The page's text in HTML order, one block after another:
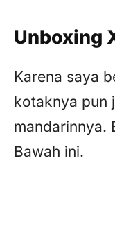
Unboxing
Karena saya
kotaknya pun
mandarinnya.
Bawah ini.